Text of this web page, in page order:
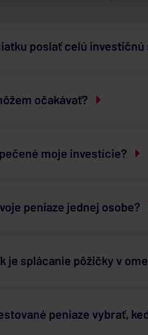
poslať celú
očakávať?
moje investície?
peniaze jednej osobe?
je splácanie pôžičky v
peniaze vybrať,